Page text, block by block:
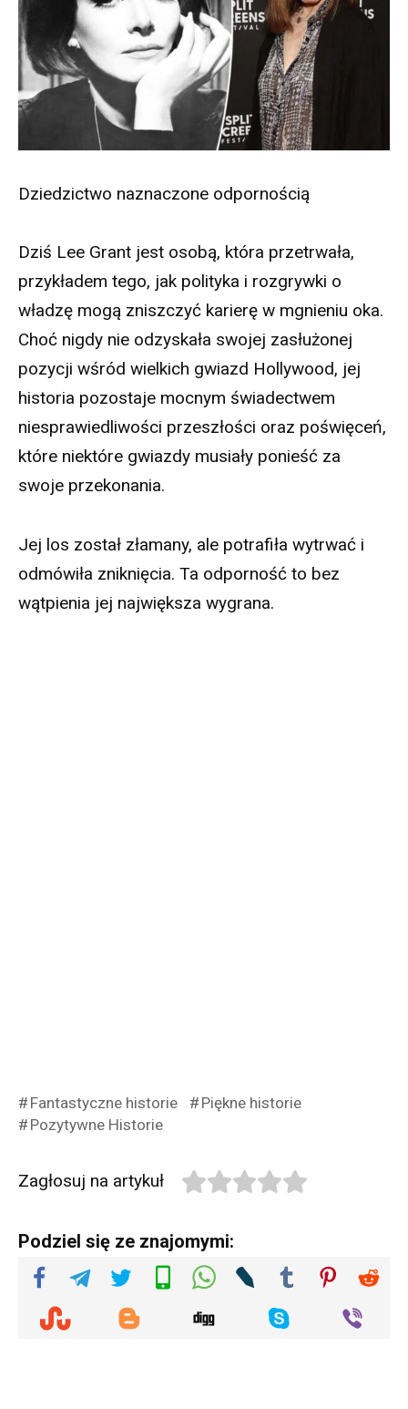
Dziedzictwo naznaczone odpornością
Dziś Lee Grant jest osobą, która przetrwała,
przykładem tego, jak polityka i rozgrywki o
władzę mogą zniszczyć karierę w mgnieniu oka.
Choć nigdy nie odzyskała swojej zasłużonej
pozycji wśród wielkich gwiazd Hollywood, jej
historia pozostaje mocnym świadectwem
niesprawiedliwości przeszłości oraz poświęceń,
które niektóre gwiazdy musiały ponieść za
swoje przekonania.
Jej los został złamany, ale potrafiła wytrwać i
odmówiła zniknięcia. Ta odporność to bez
wątpienia jej największa wygrana.
Fantastyczne historie
Piękne historie
Pozytywne Historie
Zagłosuj na artykuł
Podziel się ze znajomymi: